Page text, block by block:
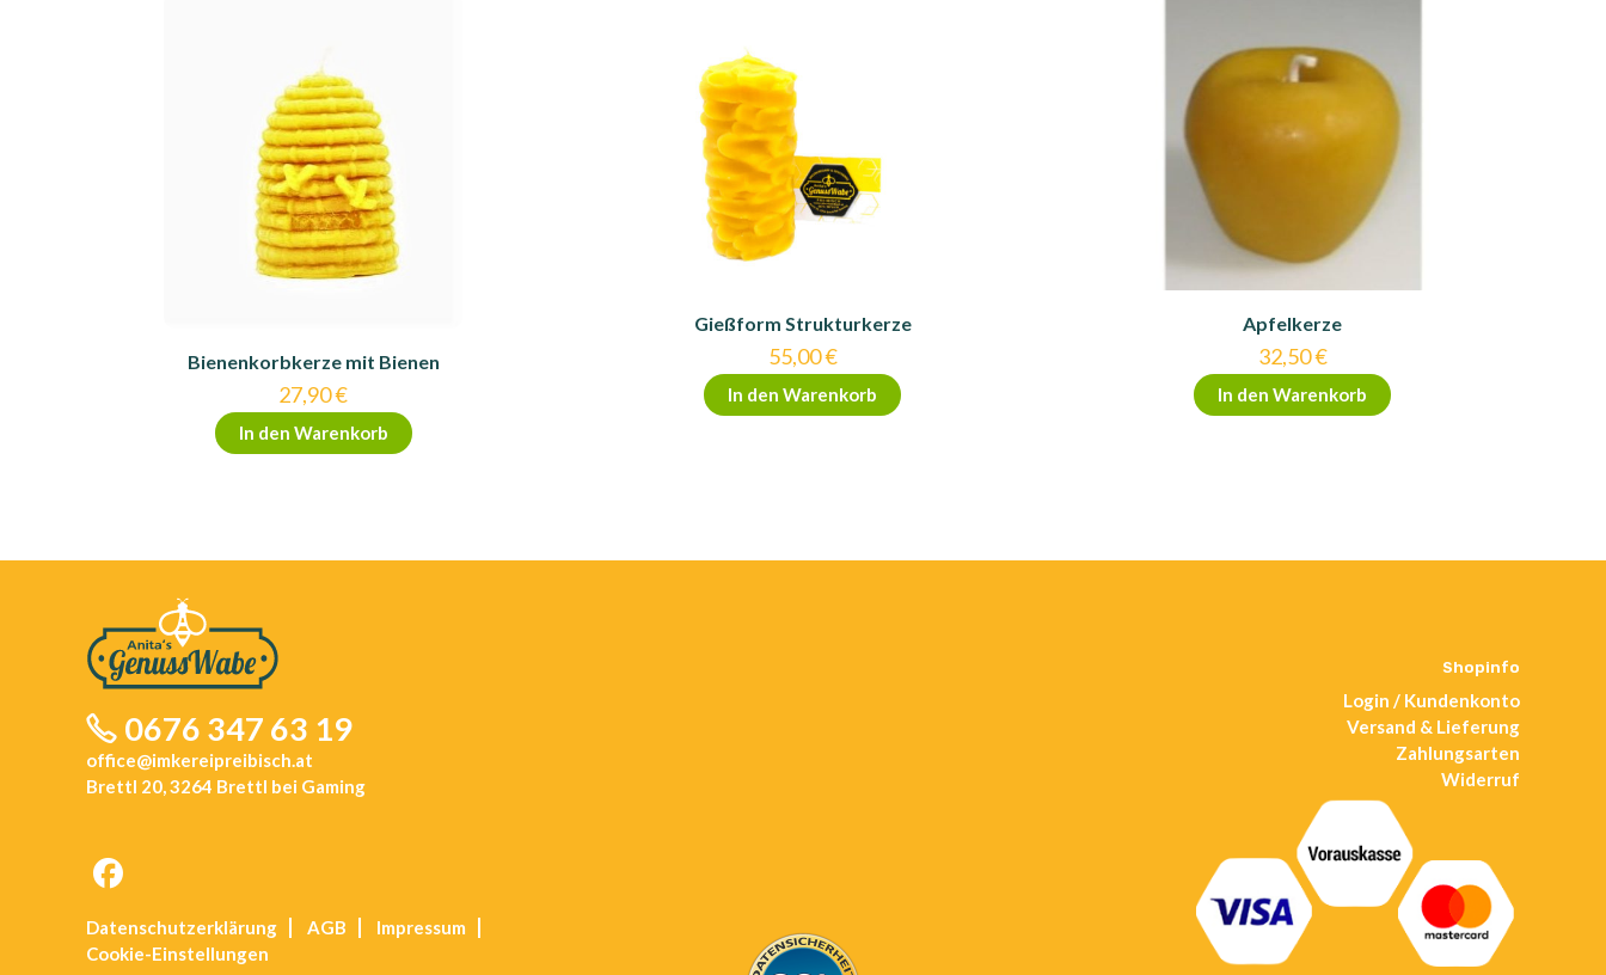
Bienenkorbkerze mit Bienen
27,90€
In den Warenkorb
Gießform Strukturkerze
55,00€
In den Warenkorb
Apfelkerze
32,50€
In den Warenkorb
0676 347 63 19
office@imkereipreibisch.at
Brettl 20, 3264 Brettl bei Gaming
in
a
Datenschutz­erklärung AGB
Impressum
Cookie-Einstellungen
Shopinfo
Login / Kundenkonto
Versand & Lieferung
Zahlungsarten
Widerruf